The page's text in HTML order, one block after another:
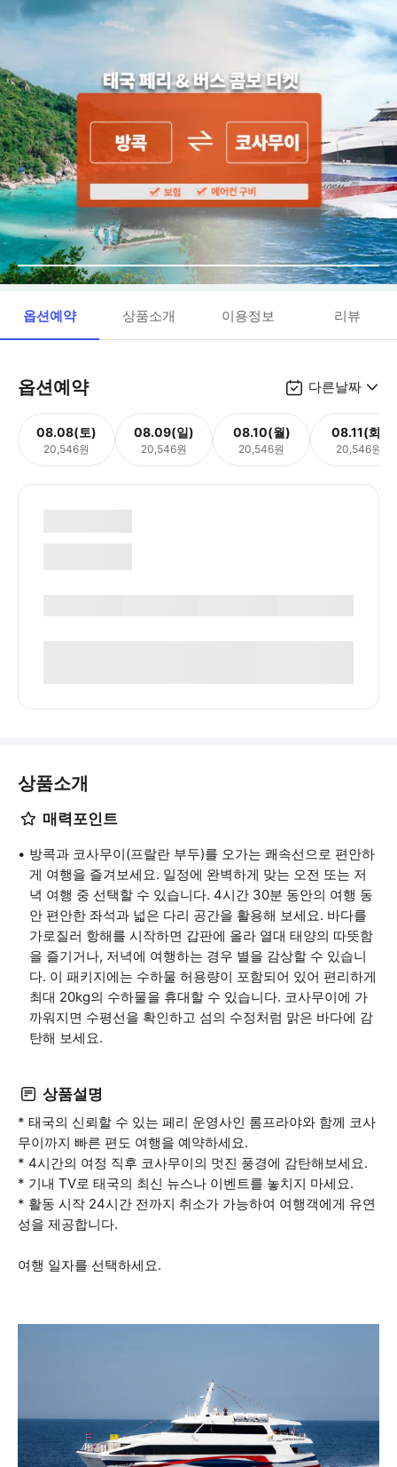
옵션예약 상품소개 이용정보 리뷰
옵션예약 다른날짜
08.08(토)
20,546원
08.09(일)
20,546원
08.10(월)
20,546원
08.11(화)
20,546원
상품소개
매력포인트
방콕과 코사무이(프랄란 부두)를 오가는 쾌속선으로 편안하
게 여행을 즐겨보세요. 일정에 완벽하게 맞는 오전 또는 저
녁 여행 중 선택할 수 있습니다. 4시간 30분 동안의 여행 동
안 편안한 좌석과 넓은 다리 공간을 활용해 보세요. 바다를
가로질러 항해를 시작하면 갑판에 올라 열대 태양의 따뜻함
을 즐기거나, 저녁에 여행하는 경우 별을 감상할 수 있습니
다. 이 패키지에는 수하물 허용량이 포함되어 있어 편리하게
최대 20kg의 수하물을 휴대할 수 있습니다. 코사무이에 가
까워지면 수평선을 확인하고 섬의 수정처럼 맑은 바다에 감
탄해 보세요.
상품설명
* 태국의 신뢰할 수 있는 페리 운영사인 롬프라야와 함께 코사
무이까지 빠른 편도 여행을 예약하세요.
* 4시간의 여정 직후 코사무이의 멋진 풍경에 감탄해보세요.
* 기내 TV로 태국의 최신 뉴스나 이벤트를 놓치지 마세요.
* 활동 시작 24시간 전까지 취소가 가능하여 여행객에게 유연
성을 제공합니다.
여행 일자를 선택하세요.